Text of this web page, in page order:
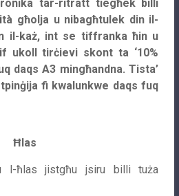
tar-ritratt tiegħek billi
għolja u nibagħtulek din il-
il-każ, int se tiffranka ħin u
ukoll tirċievi skont ta ‘10%
daqs A3 mingħandna. Tista’
fi kwalunkwe daqs fuq
Ħlas
l-ħlas jistgħu jsiru billi tuża